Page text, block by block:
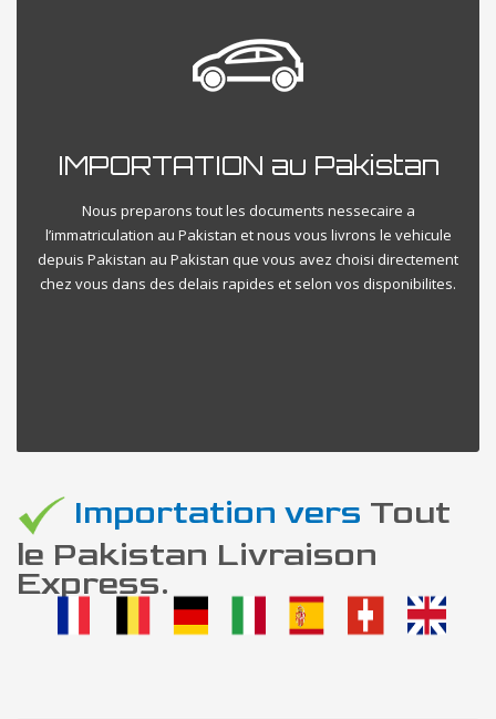
IMPORTATION au Pakistan
Nous preparons tout les documents nessecaire a
l’immatriculation au Pakistan et nous vous livrons le vehicule
depuis Pakistan au Pakistan que vous avez choisi directement
chez vous dans des delais rapides et selon vos disponibilites.
Importation vers Tout
le Pakistan Livraison
Express.